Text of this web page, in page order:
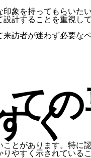
象を持ってもらいた
計することを重視して
訪者が迷わず必要な
て
く
とがあります。特に
やすく示されている